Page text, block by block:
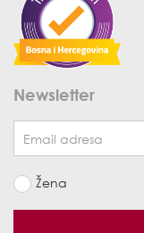
Newsletter
Žena